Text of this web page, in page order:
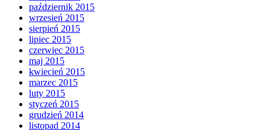
październik 2015
wrzesień 2015
sierpień 2015
lipiec 2015
czerwiec 2015
maj 2015
kwiecień 2015
marzec 2015
luty 2015
styczeń 2015
grudzień 2014
listopad 2014